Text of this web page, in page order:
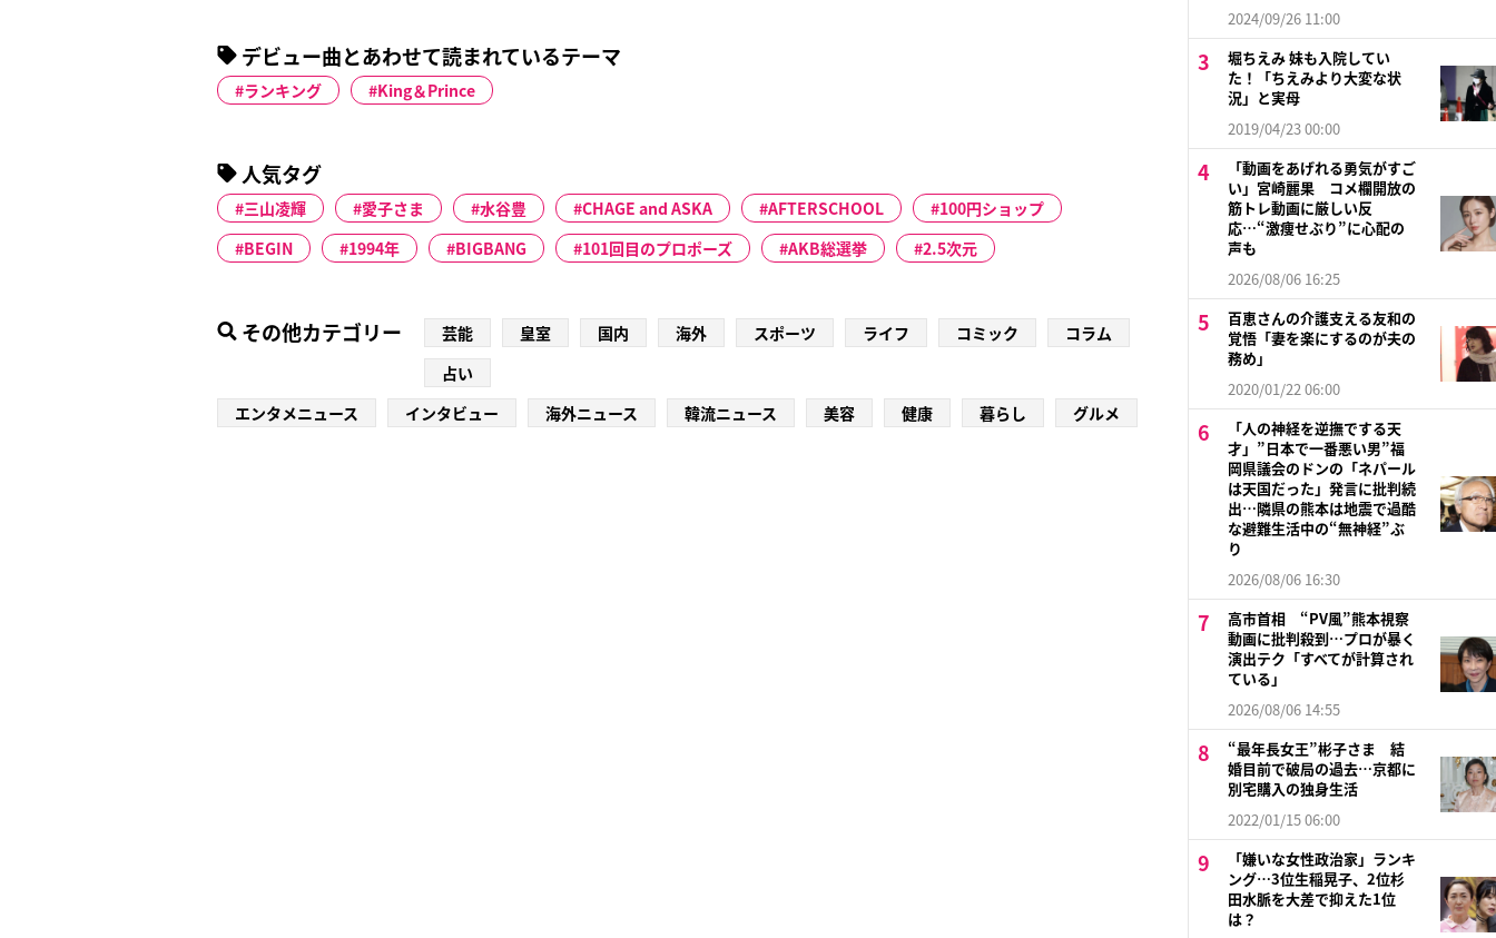
デビュー曲とあわせて読まれているテーマ
ランキング King＆Prince
人気タグ
三山凌輝 愛子さま 水谷豊 CHAGE and ASKA AFTERSCHOOL
100円ショップ
BEGIN
1994年 BIGBANG 101回目のプロポーズ AKB総選挙 2.5次元
その他カテゴリー 芸能 皇室 国内 海外 スポーツ ライフ コミック
コラム
占い
エンタメニュース
インタビュー 海外ニュース 韓流ニュース 美容 健康 暮らし グルメ
2024/09/26 11:00
堀ちえみ 妹も入院してい
た！「ちえみより大変な状
況」と実母
2019/04/23 00:00
「動画をあげれる勇気がすご
い」宮崎麗果 コメ欄開放の
筋トレ動画に厳しい反
応…“激痩せぶり”に心配の
声も
2026/08/06 16:25
百恵さんの介護支える友和の
覚悟「妻を楽にするのが夫の
務め」
2020/01/22 06:00
「人の神経を逆撫でする天
才」”日本で一番悪い男”福
岡県議会のドンの「ネパール
は天国だった」発言に批判続
出…隣県の熊本は地震で過酷
な避難生活中の“無神経”ぶ
り
2026/08/06 16:30
高市首相 “PV風”熊本視察
動画に批判殺到…プロが暴く
演出テク「すべてが計算され
ている」
2026/08/06 14:55
“最年長女王”彬子さま 結
婚目前で破局の過去…京都に
別宅購入の独身生活
2022/01/15 06:00
「嫌いな女性政治家」ランキ
ング…3位生稲晃子、2位杉
田水脈を大差で抑えた1位
は？